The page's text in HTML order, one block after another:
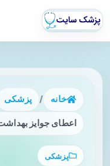
خانه / پزشکی
اعطای جوایز بهداشت جهانی ۲۰۲۶؛ تقدیر از پیشگامان «مراقبت‌های
پزشکی